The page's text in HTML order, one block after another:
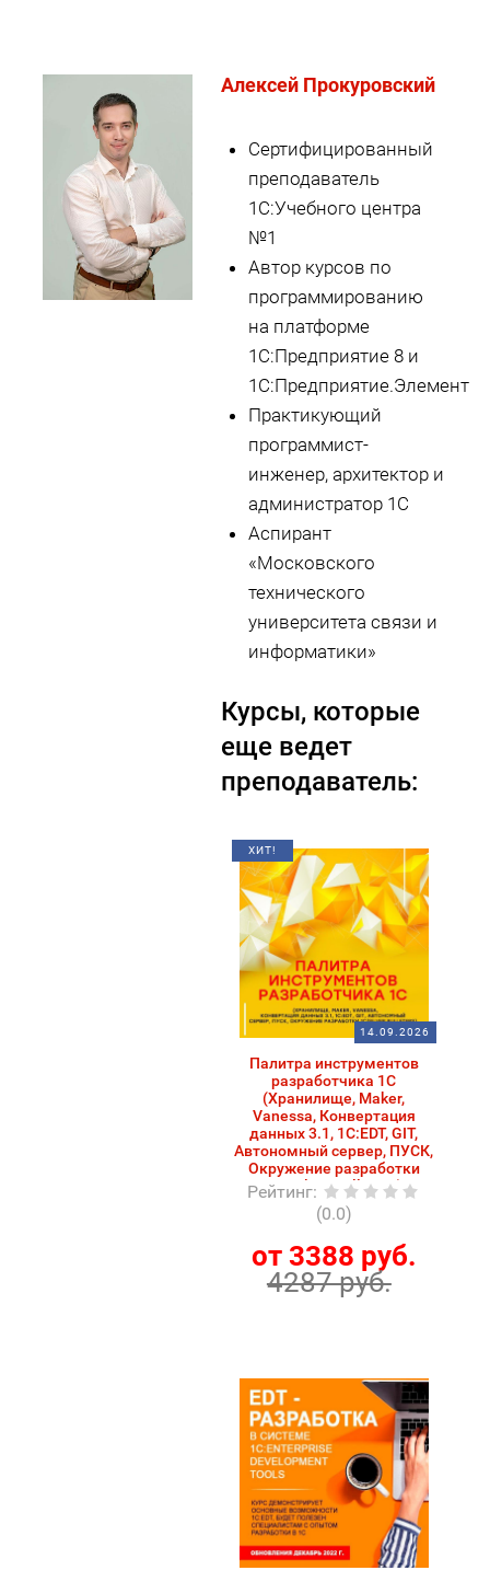
Алексей Прокуровский
Сертифицированный
преподаватель
1С:Учебного центра
№1
Автор курсов по
программированию
на платформе
1С:Предприятие 8 и
1С:Предприятие.Элемент
Практикующий
программист-
инженер, архитектор и
администратор 1С
Аспирант
«Московского
технического
университета связи и
информатики»
Курсы, которые
еще ведет
преподаватель:
ХИТ!
14.09.2026
Палитра инструментов
разработчика 1С
(Хранилище, Maker,
Vanessa, Конвертация
данных 3.1, 1C:EDT, GIT,
Автономный сервер, ПУСК,
Окружение разработки
1С/Silver Bulleters)
Рейтинг:
(0.0)
от 3388 руб.
4287 руб.